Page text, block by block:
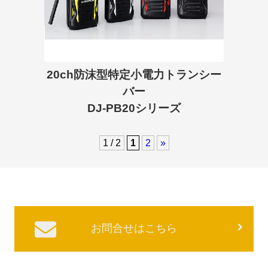
20ch防沫型特定小電力トランシー
バー
DJ-PB20シリーズ
1 / 2 1 2 »
お問合せはこちら